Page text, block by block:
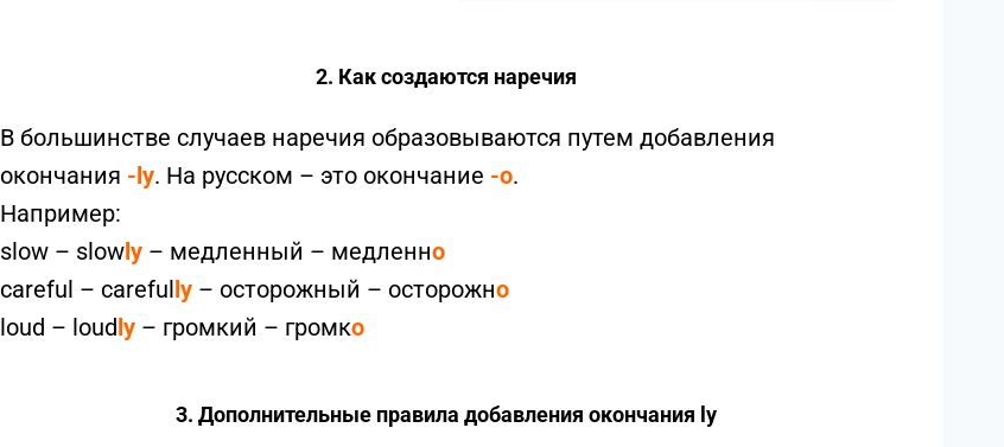
2. Как создаются наречия
В большинстве случаев наречия образовываются путем добавления
окончания -ly. На русском – это окончание -о.
Например:
slow – slowly– медленный – медленно
careful – carefully– осторожный – осторожно
loud – loudly– громкий – громко
3. Дополнительные правила добавления окончания ly